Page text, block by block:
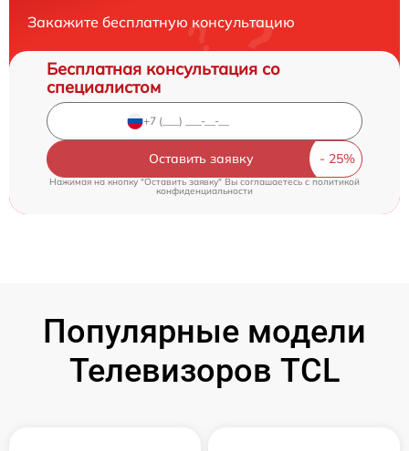
Закажите бесплатную консультацию
Бесплатная консультация со
специалистом
Оставить заявку
Нажимая на кнопку "Оставить заявку" Вы соглашаетесь cполитикой
конфиденциальности
Популярные модели
Телевизоров TCL